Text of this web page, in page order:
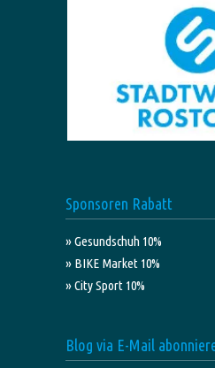
Sponsoren Rabatt
» Gesundschuh 10%
» BIKE Market 10%
» City Sport 10%
Blog via E-Mail